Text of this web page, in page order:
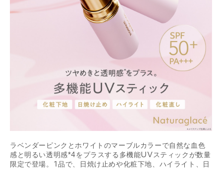
ラベンダーピンクとホワイトのマーブルカラーで自然な血色
感と明るい透明感*4をプラスする多機能UVスティックが数量
限定で登場。1品で、日焼け止めや化粧下地、ハイライト、日